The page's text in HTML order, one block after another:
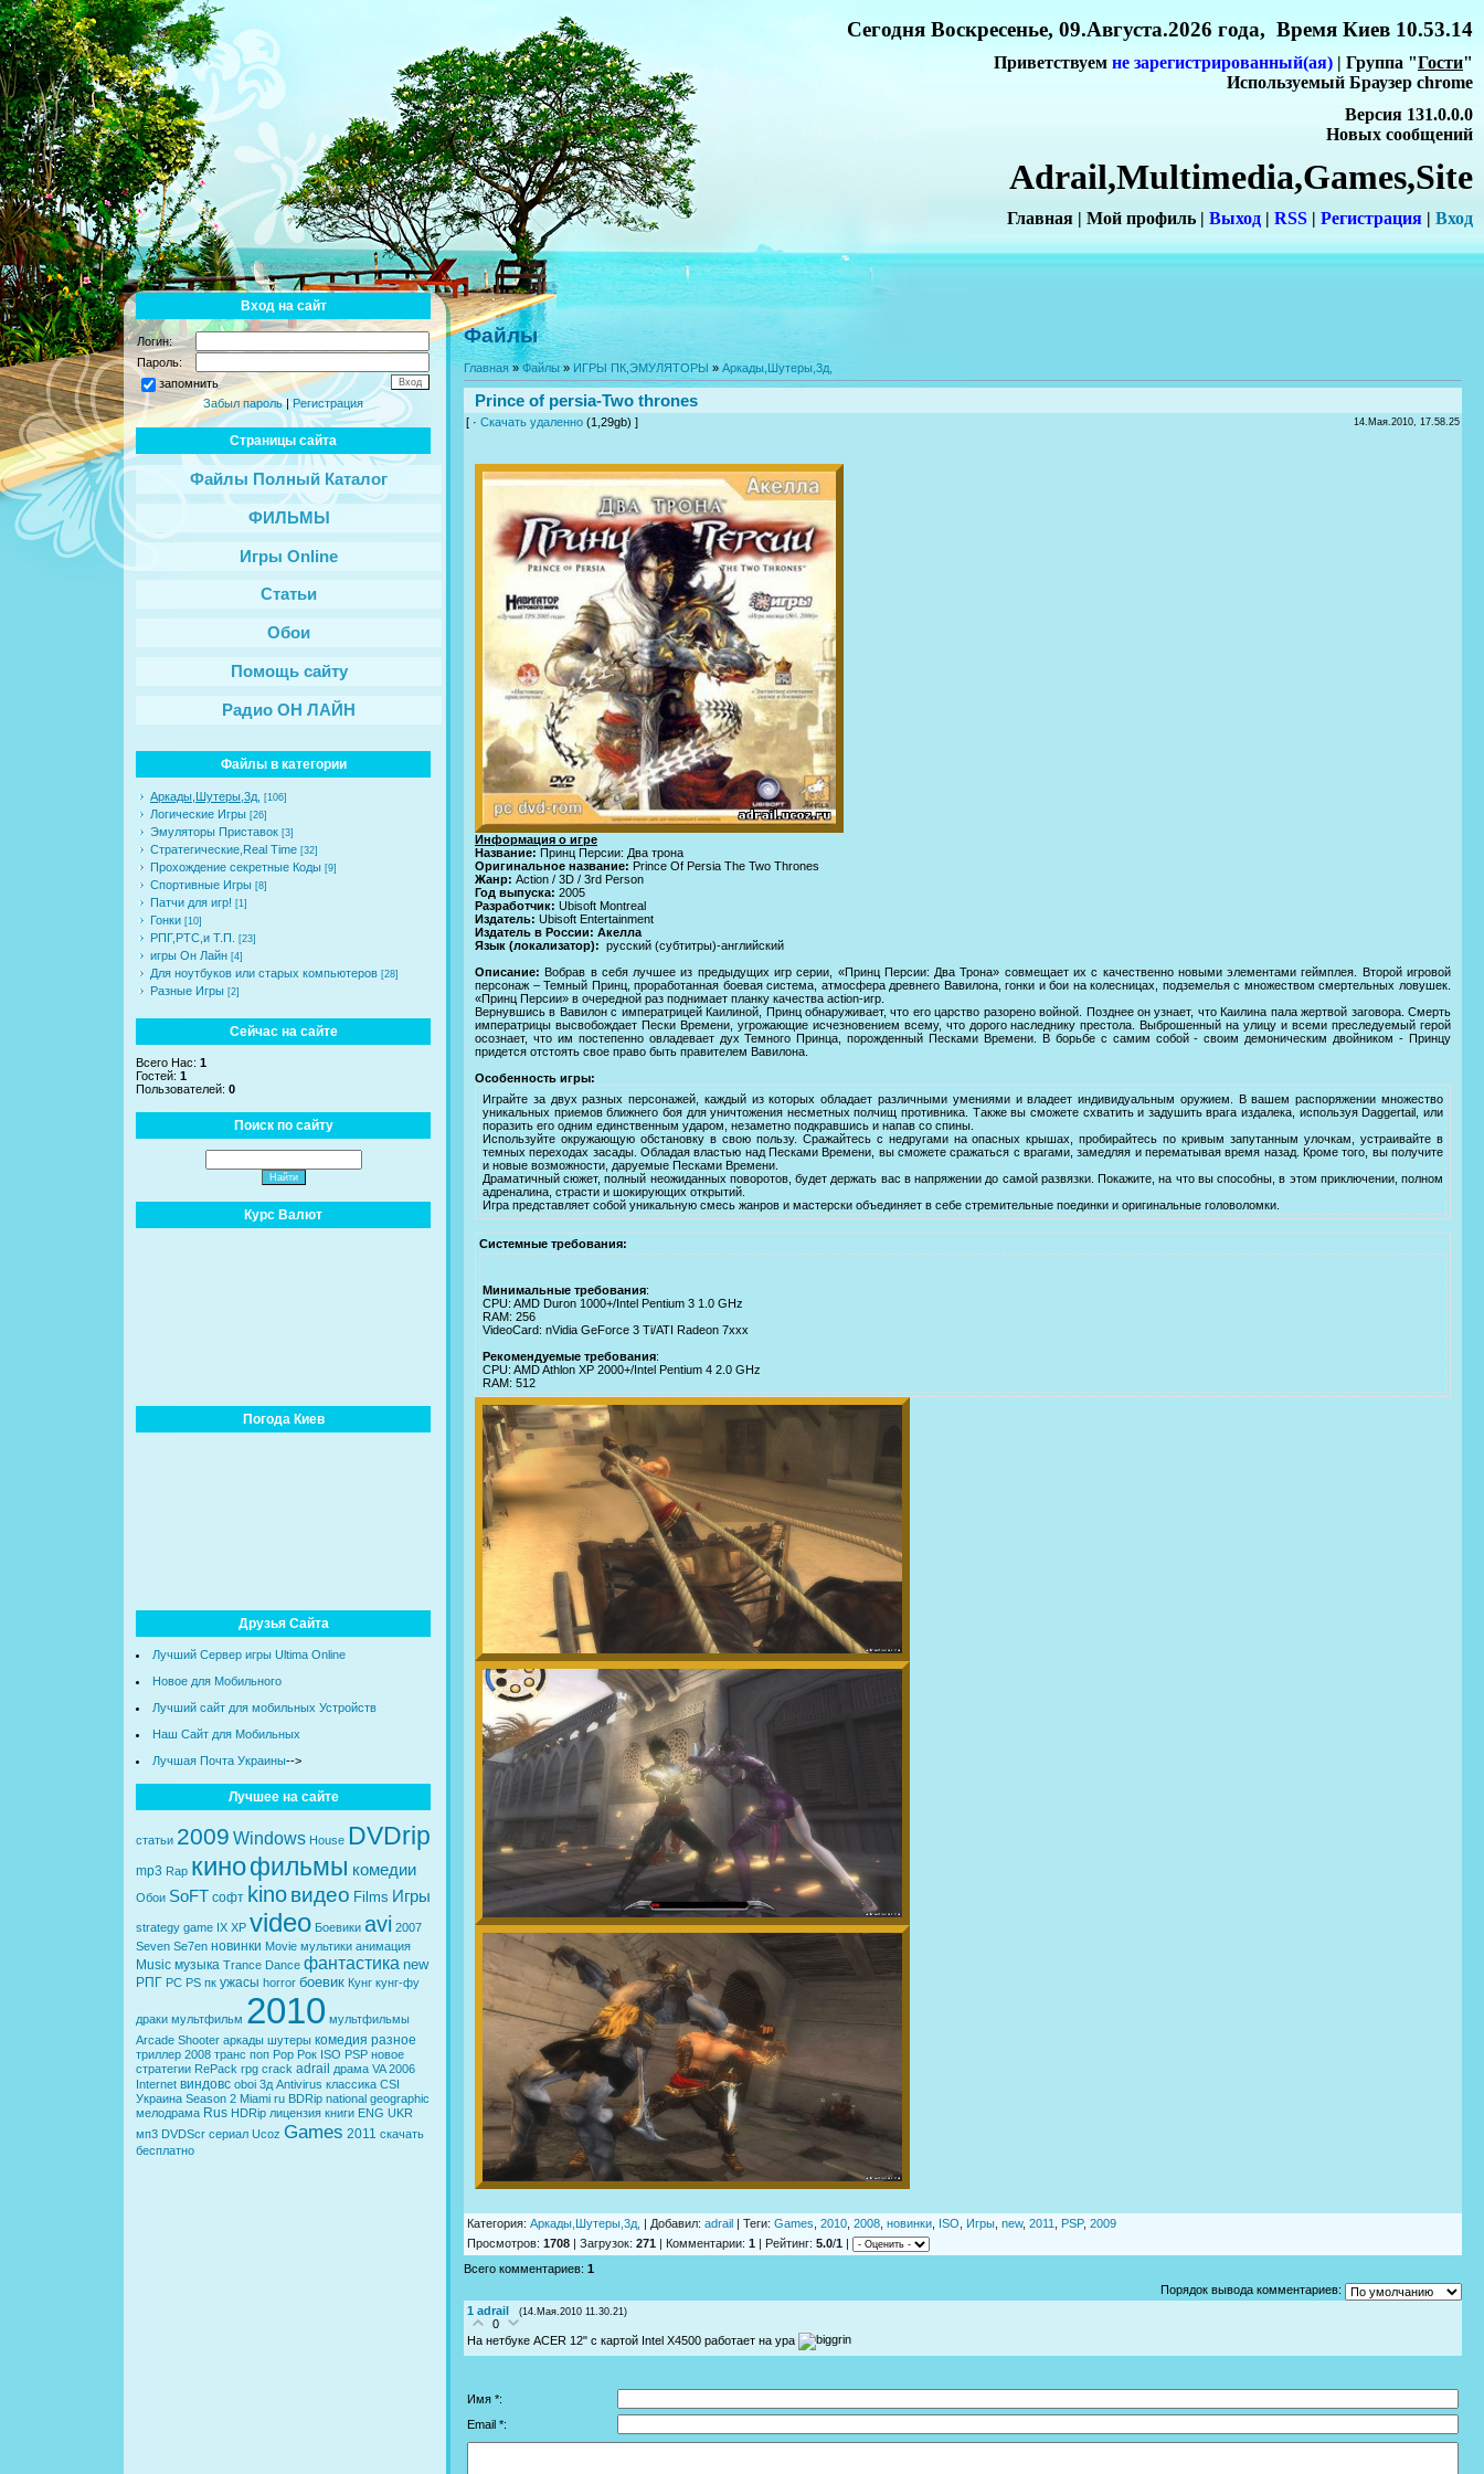
Сегодня Воскресенье, 09.Августа.2026 года, Время Киев 10.53.14
Приветствуем не зарегистрированный(ая) | Группа "Гости"
Используемый Браузер chrome
Версия 131.0.0.0
Новых сообщений
Adrail,Multimedia,Games,Site
Главная | Мой профиль | Выход | RSS | Регистрация | Вход
Вход на сайт
Логин:
Пароль:
запомнить
Забыл пароль|Регистрация
Страницы сайта
Файлы Полный Каталог
ФИЛЬМЫ
Игры Online
Статьи
Обои
Помощь сайту
Радио ОН ЛАЙН
Файлы в категории
Аркады,Шутеры,3д, [106]
Логические Игры [26]
Эмуляторы Приставок [3]
Стратегические,Real Time [32]
Прохождение секретные Коды [9]
Спортивные Игры [8]
Патчи для игр! [1]
Гонки [10]
РПГ,РТС,и Т.П. [23]
игры Он Лайн [4]
Для ноутбуков или старых компьютеров [28]
Разные Игры [2]
Сейчас на сайте
Всего Нас: 1
Гостей: 1
Пользователей: 0
Поиск по сайту
Курс Валют
Погода Киев
Друзья Сайта
Лучший Сервер игры Ultima Online
Новое для Мобильного
Лучший сайт для мобильных Устройств
Наш Сайт для Мобильных
Лучшая Почта Украины-->
Лучшее на сайте
статьи 2009 Windows House DVDrip
mp3 Rap кинофильмы комедии
Обои SoFT софт kinoвидео Films Игры
strategy game IX XP video Боевики avi 2007
Seven Se7en новинки Movie мультики анимация
Music музыка Trance Dance фантастика new
РПГ PC PS пк ужасы horror боевик Кунг кунг-фу
драки мультфильм 2010 мультфильмы
Arcade Shooter аркады шутеры комедия разное
триллер 2008 транс поп Pop Рок ISO PSP новое
стратегии RePack rpg crack adrail драма VA 2006
Internet виндовс oboi 3д Antivirus классика CSI
Украина Season 2 Miami ru BDRip national geographic
мелодрама Rus HDRip лицензия книги ENG UKR
мп3 DVDScr сериал Ucoz Games 2011 скачать
бесплатно
Файлы
Главная»Файлы» ИГРЫ ПК,ЭМУЛЯТОРЫ »Аркады,Шутеры,3д,
Prince of persia-Two thrones
[ · Скачать удаленно (1,29gb) ] 14.Мая.2010, 17.58.25
Информация о игре
Название: Принц Персии: Два трона
Оригинальное название: Prince Of Persia The Two Thrones
Жанр: Action / 3D / 3rd Person
Год выпуска: 2005
Разработчик: Ubisoft Montreal
Издатель: Ubisoft Entertainment
Издатель в России: Акелла
Язык (локализатор): русский (субтитры)-английский
Описание: Вобрав в себя лучшее из предыдущих игр серии, «Принц Персии: Два Трона» совмещает их с качественно новыми элементами геймплея. Второй игровой
персонаж – Темный Принц, проработанная боевая система, атмосфера древнего Вавилона, гонки и бои на колесницах, подземелья с множеством смертельных ловушек.
«Принц Персии» в очередной раз поднимает планку качества action-игр.
Вернувшись в Вавилон с императрицей Каилиной, Принц обнаруживает, что его царство разорено войной. Позднее он узнает, что Каилина пала жертвой заговора. Смерть
императрицы высвобождает Пески Времени, угрожающие исчезновением всему, что дорого наследнику престола. Выброшенный на улицу и всеми преследуемый герой
осознает, что им постепенно овладевает дух Темного Принца, порожденный Песками Времени. В борьбе с самим собой - своим демоническим двойником - Принцу
придется отстоять свое право быть правителем Вавилона.
Особенность игры:
Играйте за двух разных персонажей, каждый из которых обладает различными умениями и владеет индивидуальным оружием. В вашем распоряжении множество
уникальных приемов ближнего боя для уничтожения несметных полчищ противника. Также вы сможете схватить и задушить врага издалека, используя Daggertail, или
поразить его одним единственным ударом, незаметно подкравшись и напав со спины.
Используйте окружающую обстановку в свою пользу. Сражайтесь с недругами на опасных крышах, пробирайтесь по кривым запутанным улочкам, устраивайте в
темных переходах засады. Обладая властью над Песками Времени, вы сможете сражаться с врагами, замедляя и перематывая время назад. Кроме того, вы получите
и новые возможности, даруемые Песками Времени.
Драматичный сюжет, полный неожиданных поворотов, будет держать вас в напряжении до самой развязки. Покажите, на что вы способны, в этом приключении, полном
адреналина, страсти и шокирующих открытий.
Игра представляет собой уникальную смесь жанров и мастерски объединяет в себе стремительные поединки и оригинальные головоломки.
Системные требования:
Минимальные требования:
CPU: AMD Duron 1000+/Intel Pentium 3 1.0 GHz
RAM: 256
VideoCard: nVidia GeForce 3 Ti/ATI Radeon 7xxx
Рекомендуемые требования:
CPU: AMD Athlon XP 2000+/Intel Pentium 4 2.0 GHz
RAM: 512
Категория: Аркады,Шутеры,3д, | Добавил: adrail | Теги: Games 2010 2008 новинки ISO Игры new, 2011 PSP, 2009
Просмотров: 1708 | Загрузок: 271 | Комментарии: 1 | Рейтинг: 5.0/1 |
Всего комментариев: 1
Порядок вывода комментариев:
1 adrail (14.Мая.2010 11.30.21)
0
На нетбуке АСER 12" с картой Intel X4500 работает на ура
Имя *:
Email *: